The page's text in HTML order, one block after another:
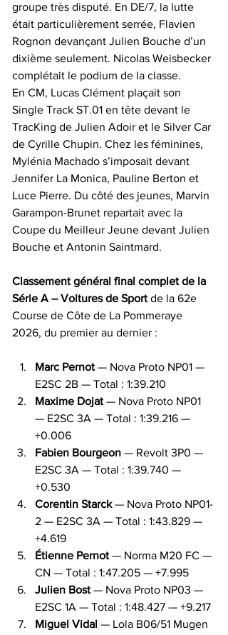
groupe très disputé. En DE/7, la lutte
était particulièrement serrée, Flavien
Rognon devançant Julien Bouche d’un
dixième seulement. Nicolas Weisbecker
complétait le podium de la classe.
En CM, Lucas Clément plaçait son
Single Track ST.01 en tête devant le
TracKing de Julien Adoir et le Silver Car
de Cyrille Chupin. Chez les féminines,
Mylénia Machado s’imposait devant
Jennifer La Monica, Pauline Berton et
Luce Pierre. Du côté des jeunes, Marvin
Garampon-Brunet repartait avec la
Coupe du Meilleur Jeune devant Julien
Bouche et Antonin Saintmard.
Classement général final complet de la
Série A – Voitures de Sport de la 62e
Course de Côte de La Pommeraye
2026, du premier au dernier :
Marc Pernot — Nova Proto NP01 —
E2SC 2B — Total : 1:39.210
Maxime Dojat — Nova Proto NP01
— E2SC 3A — Total : 1:39.216 —
+0.006
Fabien Bourgeon — Revolt 3P0 —
E2SC 3A — Total : 1:39.740 —
+0.530
Corentin Starck — Nova Proto NP01-
2 — E2SC 3A — Total : 1:43.829 —
+4.619
Étienne Pernot — Norma M20 FC —
CN — Total : 1:47.205 — +7.995
Julien Bost — Nova Proto NP03 —
E2SC 1A — Total : 1:48.427 — +9.217
Miguel Vidal — Lola B06/51 Mugen